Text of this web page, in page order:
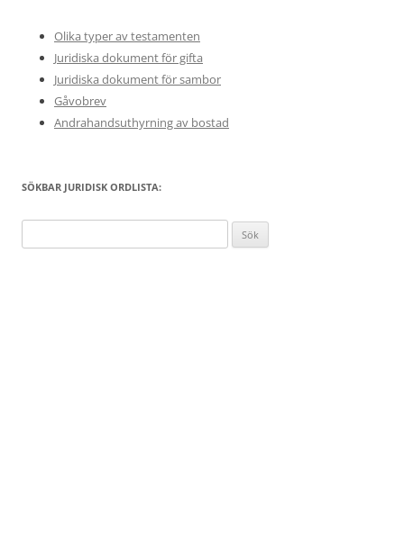
Olika typer av testamenten
Juridiska dokument för gifta
Juridiska dokument för sambor
Gåvobrev
Andrahandsuthyrning av bostad
SÖKBAR JURIDISK ORDLISTA:
efter: